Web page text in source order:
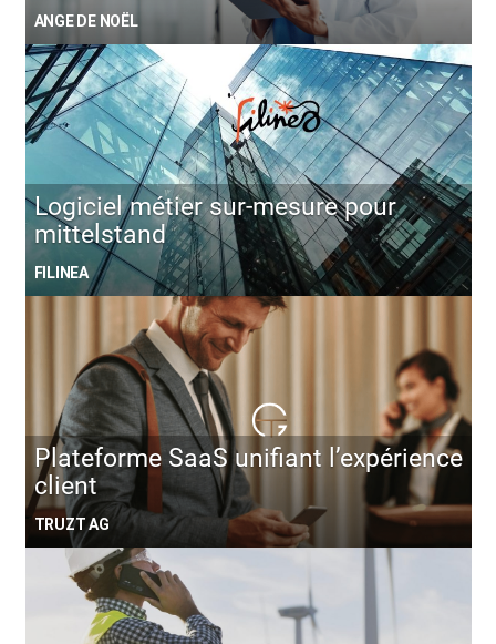
ANGE DE NOËL
Logiciel métier sur-mesure pour
mittelstand
FILINEA
Plateforme SaaS unifiant l’expérience
client
TRUZT AG